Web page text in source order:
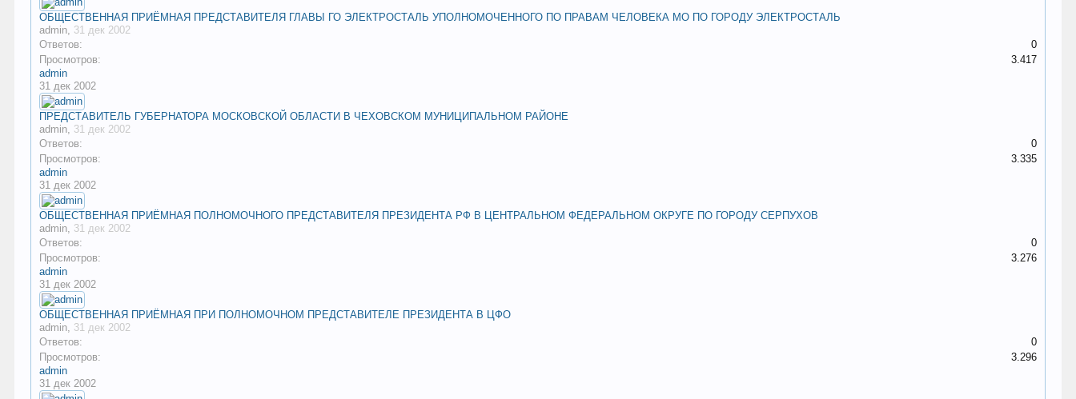
ОБЩЕСТВЕННАЯ ПРИЁМНАЯ ПРЕДСТАВИТЕЛЯ ГЛАВЫ ГО ЭЛЕКТРОСТАЛЬ УПОЛНОМОЧЕННОГО ПО ПРАВАМ ЧЕЛОВЕКА МО ПО ГОРОДУ ЭЛЕКТРОСТАЛЬ
admin, 31 дек 2002
Ответов:
0
Просмотров:
3.417
admin
31 дек 2002
ПРЕДСТАВИТЕЛЬ ГУБЕРНАТОРА МОСКОВСКОЙ ОБЛАСТИ В ЧЕХОВСКОМ МУНИЦИПАЛЬНОМ РАЙОНЕ
admin, 31 дек 2002
Ответов:
0
Просмотров:
3.335
admin
31 дек 2002
ОБЩЕСТВЕННАЯ ПРИЁМНАЯ ПОЛНОМОЧНОГО ПРЕДСТАВИТЕЛЯ ПРЕЗИДЕНТА РФ В ЦЕНТРАЛЬНОМ ФЕДЕРАЛЬНОМ ОКРУГЕ ПО ГОРОДУ СЕРПУХОВ
admin, 31 дек 2002
Ответов:
0
Просмотров:
3.276
admin
31 дек 2002
ОБЩЕСТВЕННАЯ ПРИЁМНАЯ ПРИ ПОЛНОМОЧНОМ ПРЕДСТАВИТЕЛЕ ПРЕЗИДЕНТА В ЦФО
admin, 31 дек 2002
Ответов:
0
Просмотров:
3.296
admin
31 дек 2002